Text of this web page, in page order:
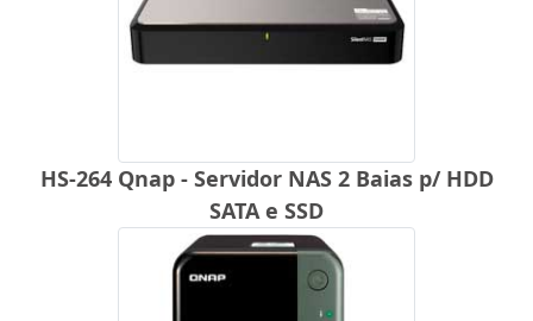
HS-264 Qnap - Servidor NAS 2 Baias p/ HDD
SATA e SSD